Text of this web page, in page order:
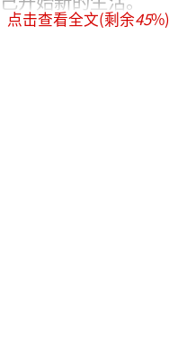
点击查看全文(剩余45%)